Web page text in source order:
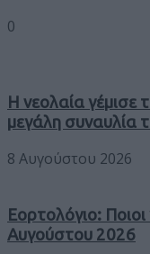
0
Η νεολαία γέμισε
μεγάλη συναυλία
8 Αυγούστου 2026
Εορτολόγιο:
Αυγούστου 2026